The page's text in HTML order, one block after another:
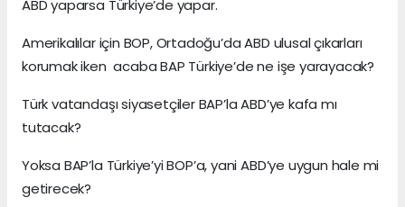
ABD yaparsa Türkiye’de yapar.
Amerikalılar için BOP, Ortadoğu’da ABD ulusal çıkarları
korumak iken acaba BAP Türkiye’de ne işe yarayacak?
Türk vatandaşı siyasetçiler BAP’la ABD’ye kafa mı
tutacak?
Yoksa BAP’la Türkiye’yi BOP’a, yani ABD’ye uygun hale mi
getirecek?